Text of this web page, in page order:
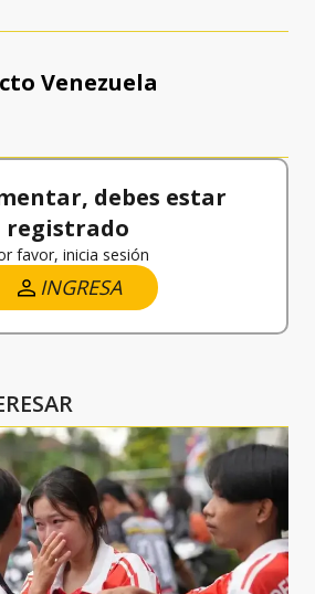
Venezuela
debes estar
registrado
favor, inicia sesión
INGRESA